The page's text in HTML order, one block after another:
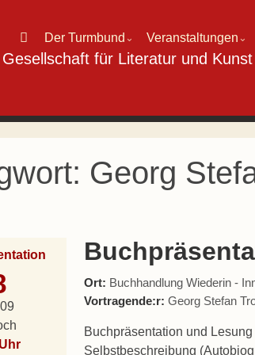
Der Turmbund ⌄ Veranstaltungen ⌄
Georg
Ort: Buchhandlung Wiederin -
Vortragende:r: Georg Stefan
Buchpräsentation und
Selbstbeschreibung